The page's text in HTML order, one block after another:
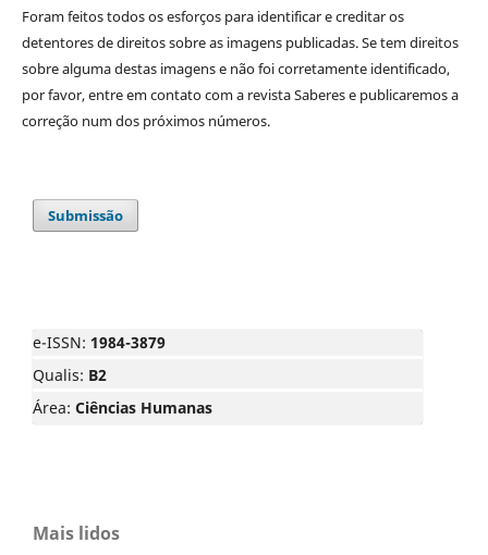
Foram feitos todos os esforços para identificar e creditar os
detentores de direitos sobre as imagens publicadas. Se tem direitos
sobre alguma destas imagens e não foi corretamente identificado,
por favor, entre em contato com a revista Saberes e publicaremos a
correção num dos próximos números.
Submissão
e-ISSN: 1984-3879
Qualis: B2
Área: Ciências Humanas
Mais lidos